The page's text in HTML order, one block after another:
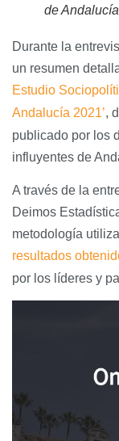
de
Durante la
un resumen
Estudio
Andalucía 2021’,
publicado por los
influyentes de
A través de la
Deimos
metodología
resultados
por los líderes y